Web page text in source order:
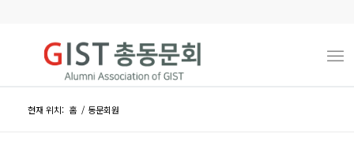
현재 위치: 홈 / 동문회원